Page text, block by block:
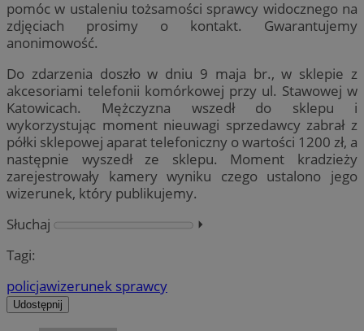
pomóc w ustaleniu tożsamości sprawcy widocznego na
zdjęciach prosimy o kontakt. Gwarantujemy
anonimowość.
Do zdarzenia doszło w dniu 9 maja br., w sklepie z
akcesoriami telefonii komórkowej przy ul. Stawowej w
Katowicach. Mężczyzna wszedł do sklepu i
wykorzystując moment nieuwagi sprzedawcy zabrał z
półki sklepowej aparat telefoniczny o wartości 1200 zł, a
następnie wyszedł ze sklepu. Moment kradzieży
zarejestrowały kamery wyniku czego ustalono jego
wizerunek, który publikujemy.
Słuchaj
⏵︎
Tagi:
policjawizerunek sprawcy
Udostępnij